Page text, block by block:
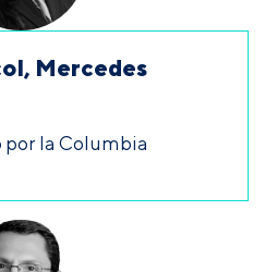
Mercedes
por la Columbia